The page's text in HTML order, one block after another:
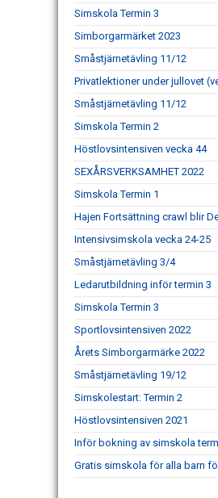
Simskola Termin 3
Simborgarmärket 2023
Småstjärnetävling 11/12
Privatlektioner under jullovet
Småstjärnetävling 11/12
Simskola Termin 2
Höstlovsintensiven vecka 44
SEXÅRSVERKSAMHET 2022
Simskola Termin 1
Hajen Fortsättning crawl blir
Intensivsimskola vecka 24-25
Småstjärnetävling 3/4
Ledarutbildning inför termin 3
Simskola Termin 3
Sportlovsintensiven 2022
Årets Simborgarmärke 2022
Småstjärnetävling 19/12
Simskolestart: Termin 2
Höstlovsintensiven 2021
Inför bokning av simskola
Gratis simskola för alla barn